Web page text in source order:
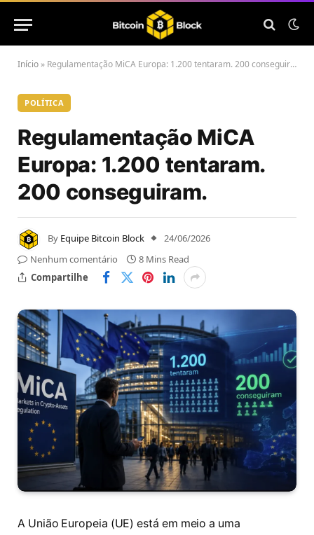
Início » Regulamentação MiCA Europa: 1.200 tentaram. 200 conseguiram.
POLÍTICA
Regulamentação MiCA
Europa: 1.200 tentaram.
200 conseguiram.
By Equipe Bitcoin Block
24/06/2026
Nenhum comentário
8 Mins Read
Compartilhe
A União Europeia (UE) está em meio a uma